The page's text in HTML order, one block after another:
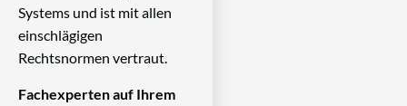
Systems und ist mit allen
einschlägigen
Rechtsnormen vertraut.
Fachexperten auf Ihrem